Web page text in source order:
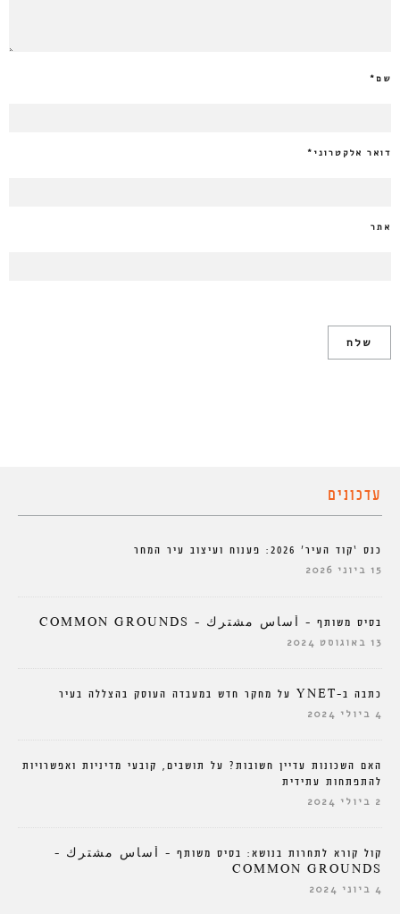
שם*
דואר אלקטרוני *
אתר
עדכונים
כנס ‘קוד העיר’ 2026: פענוח ועיצוב עיר המחר
15 ביוני 2026
בסיס משותף – أساس مشترك – COMMON GROUNDS
13 באוגוסט 2024
כתבה ב-YNET על מחקר חדש במעבדה העוסק בהצללה בעיר
4 ביולי 2024
האם השכונות עדיין חשובות? על תושבים, קובעי מדיניות ואפשרויות
להתפתחות עתידית
2 ביולי 2024
קול קורא לתחרות בנושא: בסיס משותף – أساس مشترك –
COMMON GROUNDS
4 ביוני 2024